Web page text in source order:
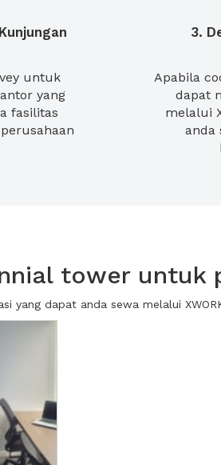
untuk
yang
fasilitas
3.
Apabila
dapat
melalui
anda
tower untuk
yang dapat anda sewa melalui